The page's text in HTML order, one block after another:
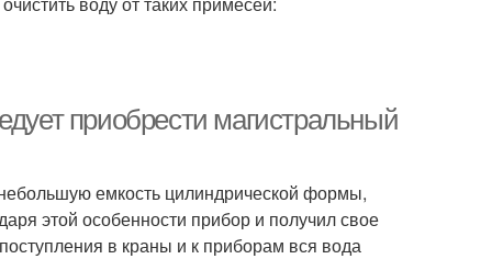
приобрести магистральный
емкость цилиндрической формы,
этой особенности прибор и получил свое
в краны и к приборам вся вода